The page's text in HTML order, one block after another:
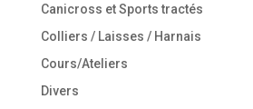
Canicross et Sports tractés
Colliers / Laisses / Harnais
Cours/Ateliers
Divers